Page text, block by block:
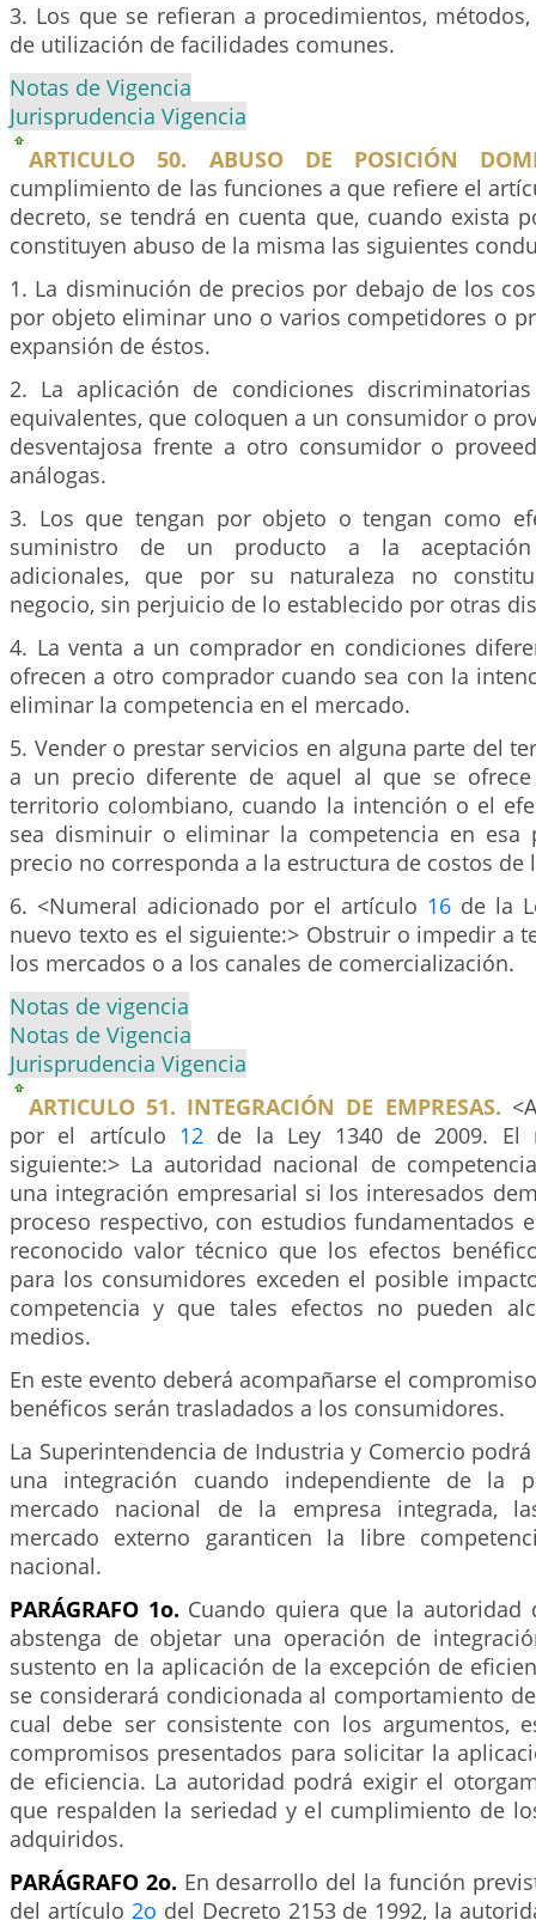
3. Los que se refieran a procedimientos,
de utilización de facilidades comunes.
Notas de Vigencia
Jurisprudencia Vigencia
ARTICULO 50. ABUSO DE POSICIÓN
cumplimiento de las funciones a que refiere el
decreto, se tendrá en cuenta que, cuando exista
constituyen abuso de la misma las siguientes
1. La disminución de precios por debajo de los
por objeto eliminar uno o varios competidores o
expansión de éstos.
2. La aplicación de condiciones
equivalentes, que coloquen a un consumidor o
desventajosa frente a otro consumidor o
análogas.
3. Los que tengan por objeto o tengan como
suministro de un producto a la aceptación
adicionales, que por su naturaleza no
negocio, sin perjuicio de lo establecido por otras
4. La venta a un comprador en condiciones
ofrecen a otro comprador cuando sea con la
eliminar la competencia en el mercado.
5. Vender o prestar servicios en alguna parte del
a un precio diferente de aquel al que se
territorio colombiano, cuando la intención o el
sea disminuir o eliminar la competencia en esa
precio no corresponda a la estructura de costos de
6. <Numeral adicionado por el artículo 16 de la
nuevo texto es el siguiente:> Obstruir o impedir a
los mercados o a los canales de comercialización.
Notas de vigencia
Notas de Vigencia
Jurisprudencia Vigencia
ARTICULO 51. INTEGRACIÓN DE EMPRESAS.
por el artículo 12 de la Ley 1340 de 2009. El
siguiente:> La autoridad nacional de
una integración empresarial si los interesados
proceso respectivo, con estudios fundamentados
reconocido valor técnico que los efectos
para los consumidores exceden el posible
competencia y que tales efectos no pueden
medios.
En este evento deberá acompañarse el
benéficos serán trasladados a los consumidores.
La Superintendencia de Industria y Comercio
una integración cuando independiente de la
mercado nacional de la empresa integrada,
mercado externo garanticen la libre
nacional.
PARÁGRAFO 1o. Cuando quiera que la autoridad
abstenga de objetar una operación de
sustento en la aplicación de la excepción de
se considerará condicionada al comportamiento
cual debe ser consistente con los argumentos,
compromisos presentados para solicitar la
de eficiencia. La autoridad podrá exigir el
que respalden la seriedad y el cumplimiento de
adquiridos.
PARÁGRAFO 2o. En desarrollo del la función
del artículo 2o del Decreto 2153 de 1992, la